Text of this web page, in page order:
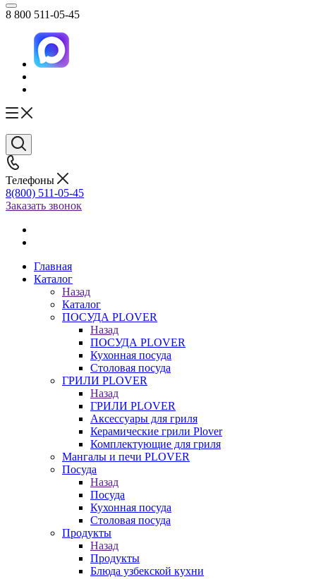
8 800 511-05-45
Телефоны
8(800) 511-05-45
Заказать звонок
Главная
Каталог
Назад
Каталог
ПОСУДА PLOVER
Назад
ПОСУДА PLOVER
Кухонная посуда
Столовая посуда
ГРИЛИ PLOVER
Назад
ГРИЛИ PLOVER
Аксессуары для гриля
Керамические грили Plover
Комплектующие для гриля
Мангалы и печи PLOVER
Посуда
Назад
Посуда
Кухонная посуда
Столовая посуда
Продукты
Назад
Продукты
Блюда узбекской кухни